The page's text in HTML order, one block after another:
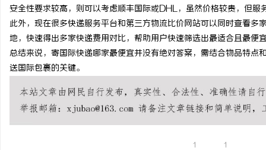
安全性要求较高，则可以考虑顺丰国际或DHL，虽然价格较贵，但服
此外，现在很多快递服务平台和第三方物流比价网站可以同时查看
地，快速得出多家快递费用对比，帮助用户快速筛选出最适合且最便
总结来说，寄国际快递哪家最便宜并没有绝对答案，需结合物品特
送国际包裹的关键。
1 1